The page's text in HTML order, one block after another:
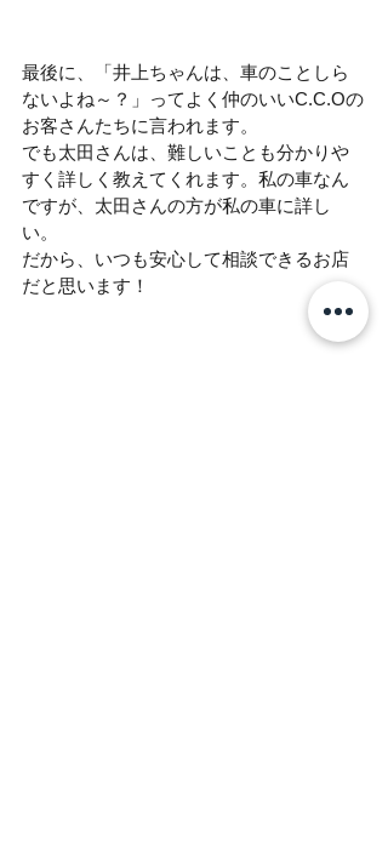
最後に、「井上ちゃんは、車のことしら
ないよね～？」ってよく仲のいいC.C.Oの
お客さんたちに言われます。
でも太田さんは、難しいことも分かりや
すく詳しく教えてくれます。私の車なん
ですが、太田さんの方が私の車に詳し
い。
だから、いつも安心して相談できるお店
だと思います！